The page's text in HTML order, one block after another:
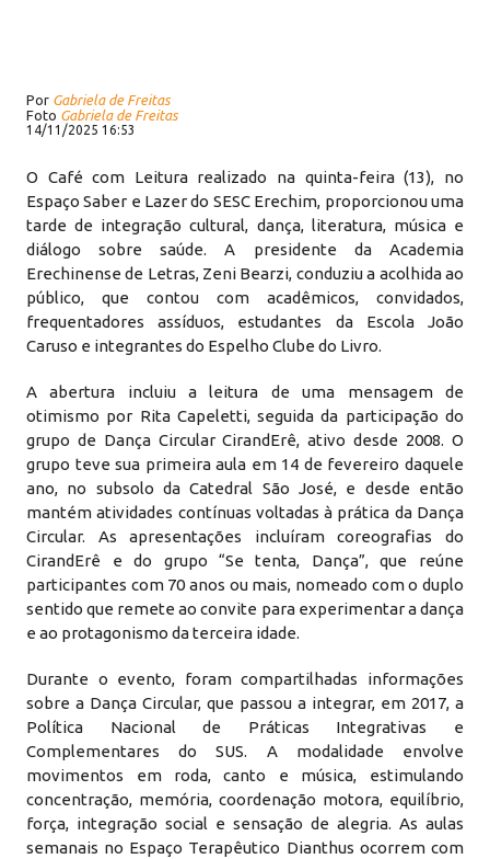
Por Gabriela de Freitas
Foto Gabriela de Freitas
14/11/2025 16:53
O Café com Leitura realizado na quinta-feira (13), no
Espaço Saber e Lazer do SESC Erechim, proporcionou uma
tarde de integração cultural, dança, literatura, música e
diálogo sobre saúde. A presidente da Academia
Erechinense de Letras, Zeni Bearzi, conduziu a acolhida ao
público, que contou com acadêmicos, convidados,
frequentadores assíduos, estudantes da Escola João
Caruso e integrantes do Espelho Clube do Livro.
A abertura incluiu a leitura de uma mensagem de
otimismo por Rita Capeletti, seguida da participação do
grupo de Dança Circular CirandErê, ativo desde 2008. O
grupo teve sua primeira aula em 14 de fevereiro daquele
ano, no subsolo da Catedral São José, e desde então
mantém atividades contínuas voltadas à prática da Dança
Circular. As apresentações incluíram coreografias do
CirandErê e do grupo “Se tenta, Dança”, que reúne
participantes com 70 anos ou mais, nomeado com o duplo
sentido que remete ao convite para experimentar a dança
e ao protagonismo da terceira idade.
Durante o evento, foram compartilhadas informações
sobre a Dança Circular, que passou a integrar, em 2017, a
Política Nacional de Práticas Integrativas e
Complementares do SUS. A modalidade envolve
movimentos em roda, canto e música, estimulando
concentração, memória, coordenação motora, equilíbrio,
força, integração social e sensação de alegria. As aulas
semanais no Espaço Terapêutico Dianthus ocorrem com